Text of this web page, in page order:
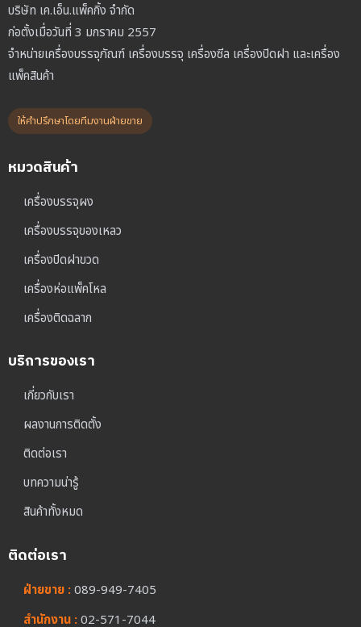
บริษัท เค.เอ็น.แพ็คกิ้ง จำกัด
ก่อตั้งเมื่อวันที่ 3 มกราคม 2557
จำหน่ายเครื่องบรรจุภัณฑ์ เครื่องบรรจุ เครื่องซีล เครื่องปิดฝา และเครื่อง
แพ็คสินค้า
ให้คำปรึกษาโดยทีมงานฝ่ายขาย
หมวดสินค้า
เครื่องบรรจุผง
เครื่องบรรจุของเหลว
เครื่องปิดฝาขวด
เครื่องห่อแพ็คโหล
เครื่องติดฉลาก
บริการของเรา
เกี่ยวกับเรา
ผลงานการติดตั้ง
ติดต่อเรา
บทความน่ารู้
สินค้าทั้งหมด
ติดต่อเรา
ฝ่ายขาย :089-949-7405
สำนักงาน :02-571-7044